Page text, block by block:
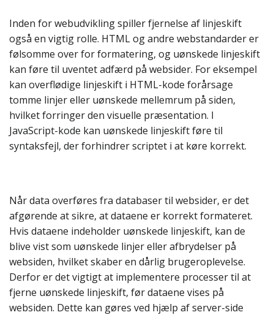
Inden for webudvikling spiller fjernelse af linjeskift
også en vigtig rolle. HTML og andre webstandarder er
følsomme over for formatering, og uønskede linjeskift
kan føre til uventet adfærd på websider. For eksempel
kan overflødige linjeskift i HTML-kode forårsage
tomme linjer eller uønskede mellemrum på siden,
hvilket forringer den visuelle præsentation. I
JavaScript-kode kan uønskede linjeskift føre til
syntaksfejl, der forhindrer scriptet i at køre korrekt.
Når data overføres fra databaser til websider, er det
afgørende at sikre, at dataene er korrekt formateret.
Hvis dataene indeholder uønskede linjeskift, kan de
blive vist som uønskede linjer eller afbrydelser på
websiden, hvilket skaber en dårlig brugeroplevelse.
Derfor er det vigtigt at implementere processer til at
fjerne uønskede linjeskift, før dataene vises på
websiden. Dette kan gøres ved hjælp af server-side